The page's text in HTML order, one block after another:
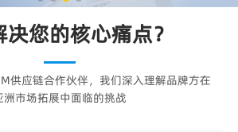
您的核心痛点？
供应链合作伙伴，我们深入理解品牌方在
洲市场拓展中面临的挑战